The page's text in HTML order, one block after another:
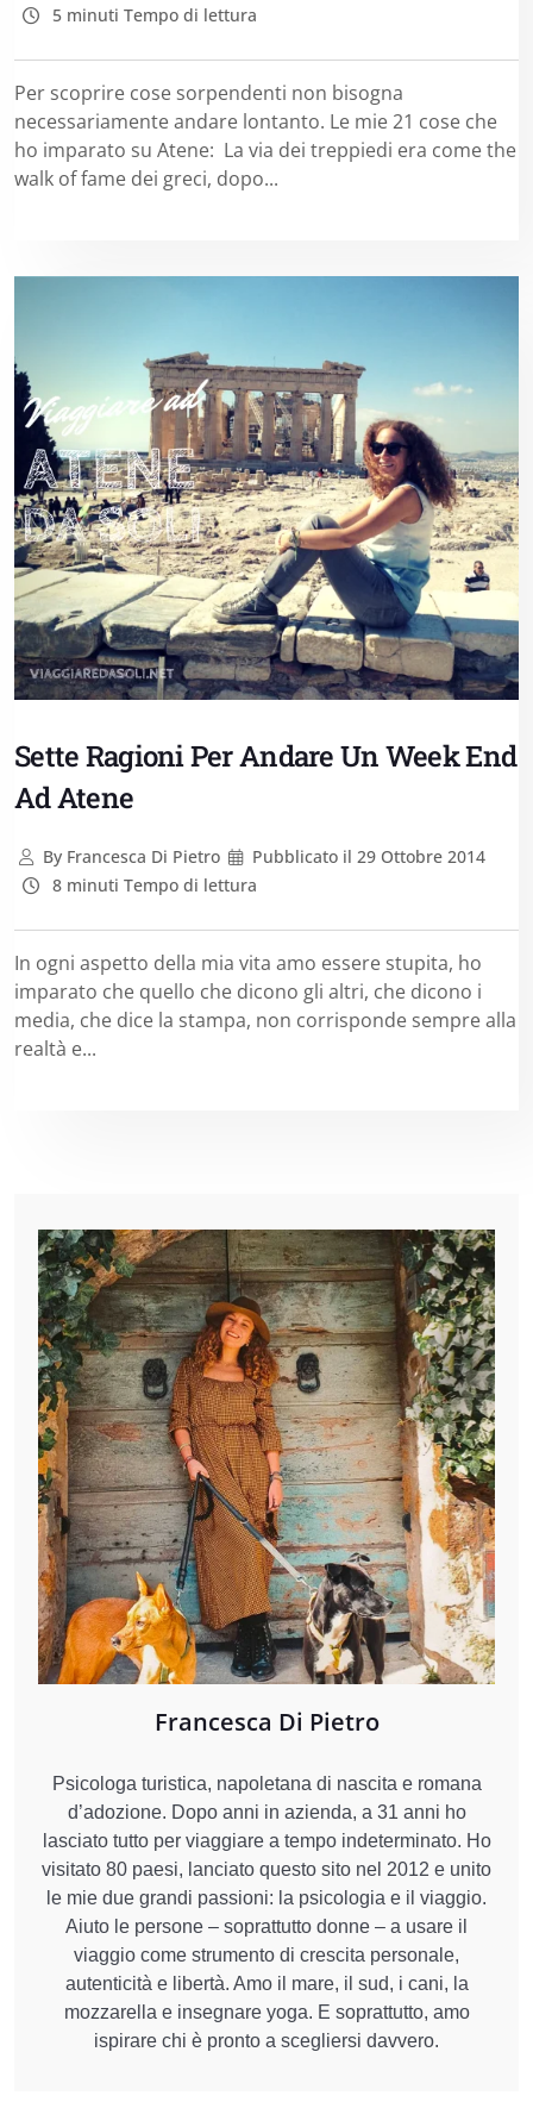
5 minuti Tempo di lettura
Per scoprire cose sorpendenti non bisogna
necessariamente andare lontanto. Le mie 21 cose che
ho imparato su Atene: La via dei treppiedi era come the
walk of fame dei greci, dopo...
Sette Ragioni Per Andare Un Week End
Ad Atene
ByFrancesca Di Pietro Pubblicato il 29 Ottobre 2014
8 minuti Tempo di lettura
In ogni aspetto della mia vita amo essere stupita, ho
imparato che quello che dicono gli altri, che dicono i
media, che dice la stampa, non corrisponde sempre alla
realtà e...
Francesca Di Pietro
Psicologa turistica, napoletana di nascita e romana
d’adozione. Dopo anni in azienda, a 31 anni ho
lasciato tutto per viaggiare a tempo indeterminato. Ho
visitato 80 paesi, lanciato questo sito nel 2012 e unito
le mie due grandi passioni: la psicologia e il viaggio.
Aiuto le persone – soprattutto donne – a usare il
viaggio come strumento di crescita personale,
autenticità e libertà. Amo il mare, il sud, i cani, la
mozzarella e insegnare yoga. E soprattutto, amo
ispirare chi è pronto a scegliersi davvero.